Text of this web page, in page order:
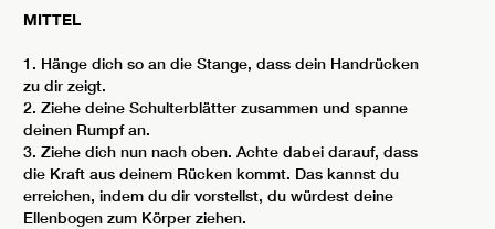
MITTEL
1. Hänge dich so an die Stange, dass dein Handrücken
zu dir zeigt.
2. Ziehe deine Schulterblätter zusammen und spanne
deinen Rumpf an.
3. Ziehe dich nun nach oben. Achte dabei darauf, dass
die Kraft aus deinem Rücken kommt. Das kannst du
erreichen, indem du dir vorstellst, du würdest deine
Ellenbogen zum Körper ziehen.